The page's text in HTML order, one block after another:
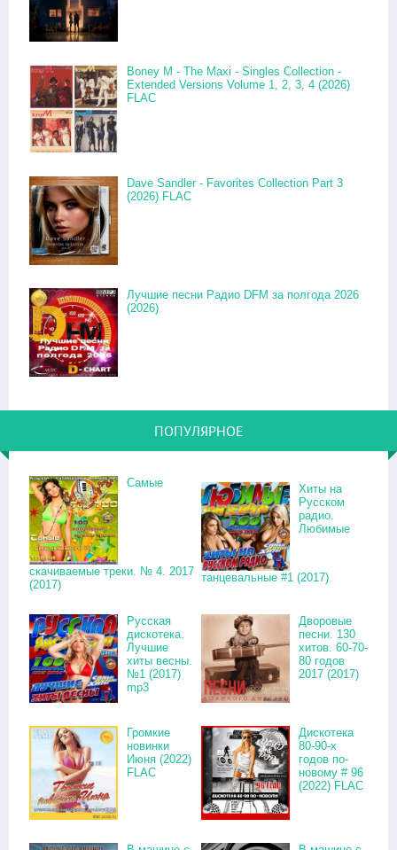
Boney M - The Maxi - Singles Collection -
Extended Versions Volume 1, 2, 3, 4 (2026)
FLAC
Dave Sandler - Favorites Collection Part 3
(2026) FLAC
Лучшие песни Радио DFM за полгода 2026
(2026)
ПОПУЛЯРНОЕ
Самые
скачиваемые треки. № 4. 2017
(2017)
Хиты на
Русском
радио.
Любимые
танцевальные #1 (2017)
Русская
дискотека.
Лучшие
хиты весны.
№1 (2017)
mp3
Дворовые
песни. 130
хитов. 60-70-
80 годов
2017 (2017)
Громкие
новинки
Июня (2022)
FLAC
Дискотека
80-90-х
годов по-
новому # 96
(2022) FLAC